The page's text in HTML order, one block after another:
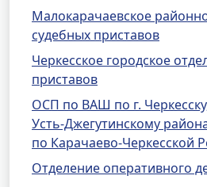
Малокарачаевское
судебных приставов
Черкесское городское
приставов
ОСП по ВАШ по г.
Усть-Джегутинскому
по Карачаево-Черкесской
Отделение оперативного